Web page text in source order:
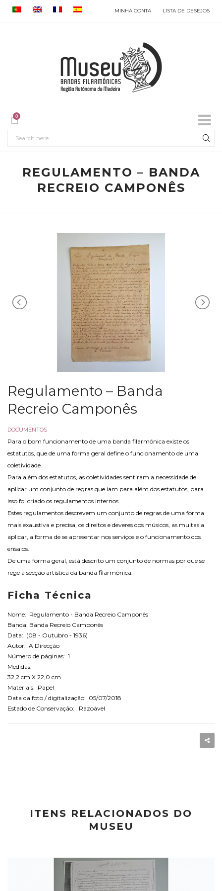
MINHA CONTA LISTA DE DESEJOS
0
REGULAMENTO – BANDA
RECREIO CAMPONÊS
Regulamento – Banda
Recreio Camponês
DOCUMENTOS
Para o bom funcionamento de uma banda filarmónica existe os
estatutos, que de uma forma geral define o funcionamento de uma
coletividade.
Para além dos estatutos, as coletividades sentiram a necessidade de
aplicar um conjunto de regras que iam para além dos estatutos, para
isso foi criado os regulamentos internos.
Estes regulamentos descrevem um conjunto de regras de uma forma
mais exaustiva e precisa, os direitos e deveres dos músicos, as multas a
aplicar, a forma de se apresentar nos serviços e o funcionamento dos
ensaios.
De uma forma geral, está descrito um conjunto de normas por que se
rege a secção artística da banda filarmónica.
Ficha Técnica
Nome: Regulamento - Banda Recreio Camponês
Banda: Banda Recreio Camponês
Data: (08 - Outubro - 1936)
Autor: A Direcção
Número de páginas: 1
Medidas:
32,2 cm X 22,0 cm
Materiais: Papel
Data da foto / digitalização: 05/07/2018
Estado de Conservação: Razoável
ITENS RELACIONADOS DO
MUSEU